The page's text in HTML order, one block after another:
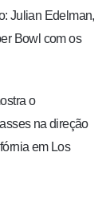
Julian Edelman,
Bowl com os
o
na direção
em Los